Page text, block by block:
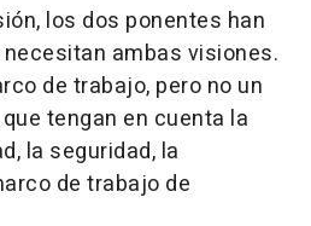
los dos ponentes han
ambas visiones.
de trabajo, pero no un
tengan en cuenta la
la seguridad, la
de trabajo de